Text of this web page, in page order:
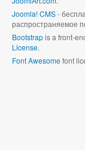
Joomla! CMS-
распространяемое
Bootstrapis a front-
License.
Font Awesomefont